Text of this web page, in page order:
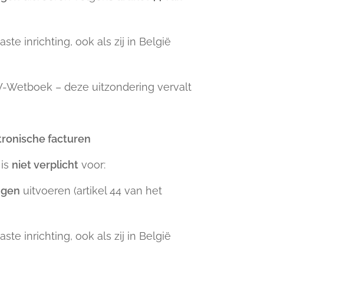
inrichting, ook als zij in België
Wetboek – deze uitzondering vervalt
facturen
niet verplicht voor:
uitvoeren (artikel 44 van het
inrichting, ook als zij in België